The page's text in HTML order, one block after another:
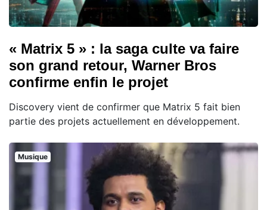
« Matrix 5 » : la saga culte va faire
son grand retour, Warner Bros
confirme enfin le projet
Discovery vient de confirmer que Matrix 5 fait bien
partie des projets actuellement en développement.
Musique